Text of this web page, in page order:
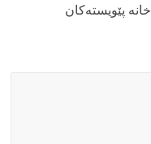
خانە پێویستەکان